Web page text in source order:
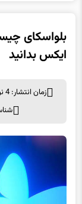
بلواسکای
ایکس بدانید
زمان انتشار: 4 نوامبر 2025 ساعت 16:04